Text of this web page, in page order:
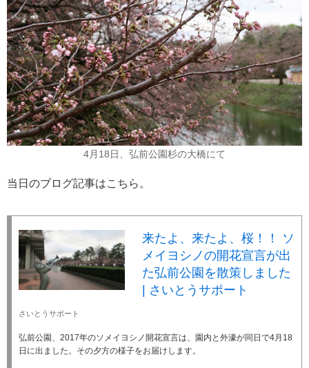
4月18日、弘前公園杉の大橋にて
当日のブログ記事はこちら。
来たよ、来たよ、桜！！ ソ
メイヨシノの開花宣言が出
た弘前公園を散策しました
| さいとうサポート
さいとうサポート
弘前公園、2017年のソメイヨシノ開花宣言は、園内と外濠が同日で4月18
日に出ました。その夕方の様子をお届けします。